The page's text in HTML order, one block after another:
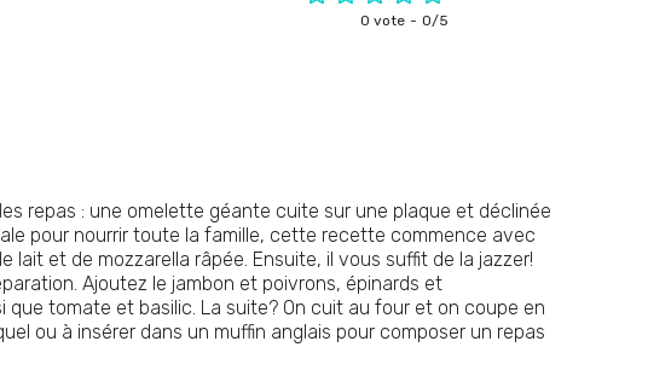
0 vote 0/5
repas : une omelette géante cuite sur une plaque et déclinée
pour nourrir toute la famille, cette recette commence avec
lait et de mozzarella râpée. Ensuite, il vous suffit de la jazzer!
Ajoutez le jambon et poivrons, épinards et
que tomate et basilic. La suite? On cuit au four et on coupe en
ou à insérer dans un muffin anglais pour composer un repas